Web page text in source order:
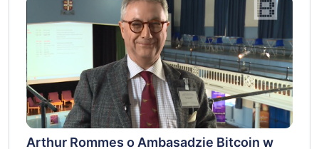
Arthur Rommes o Ambasadzie Bitcoin w